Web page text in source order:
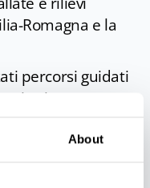
About
Romagna e la
percorsi guidati
come
Pratizzano.
anche